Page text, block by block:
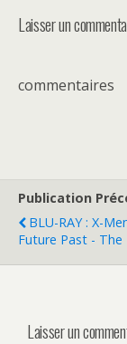
Laisser un
commentaires
Publication
BLU-RAY : X-
Future Past - The
Laisser un